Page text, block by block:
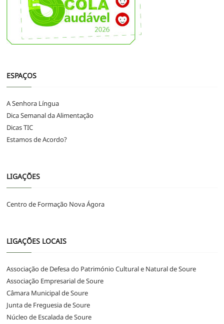
ESPAÇOS
A Senhora Língua
Dica Semanal da Alimentação
Dicas TIC
Estamos de Acordo?
LIGAÇÕES
Centro de Formação Nova Ágora
LIGAÇÕES LOCAIS
Associação de Defesa do Património Cultural e Natural de Soure
Associação Empresarial de Soure
Câmara Municipal de Soure
Junta de Freguesia de Soure
Núcleo de Escalada de Soure